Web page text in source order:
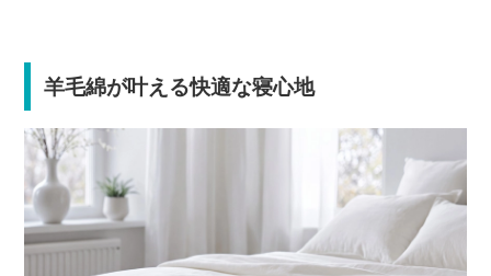
羊毛綿が叶える快適な寝心地